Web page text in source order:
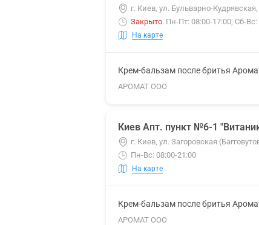
г. Киев, ул. Бульварно-
Закрыто. Пн-Пт: 08:00-17:00; Сб-
На карте
Крем-бальзам после бритья
АРОМАТ ООО
Киев Апт. пункт №6-1
г. Киев, ул. Загоровская
Пн-Вс: 08:00-21:00
На карте
Крем-бальзам после бритья
АРОМАТ ООО